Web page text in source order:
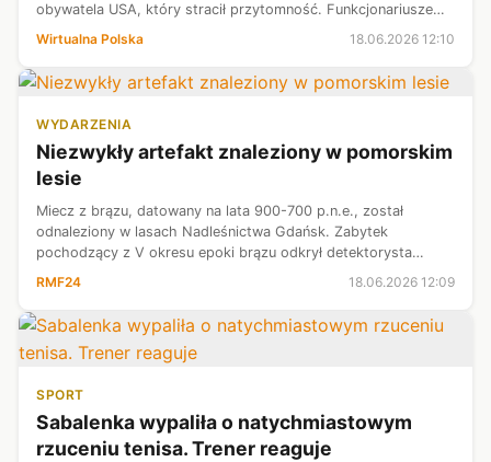
obywatela USA, który stracił przytomność. Funkcjonariusze
apelują do osób rozpoznających napastnika lub posiadających
Wirtualna Polska 18.06.2026 12:10
WYDARZENIA
Niezwykły artefakt znaleziony w pomorskim
lesie
​Miecz z brązu, datowany na lata 900-700 p.n.e., został
odnaleziony w lasach Nadleśnictwa Gdańsk. Zabytek
pochodzący z V okresu epoki brązu odkrył detektorysta
Marcin Wiśniewski, natomiast wydobyli go pracownicy
RMF24 18.06.2026 12:09
SPORT
Sabalenka wypaliła o natychmiastowym
rzuceniu tenisa. Trener reaguje